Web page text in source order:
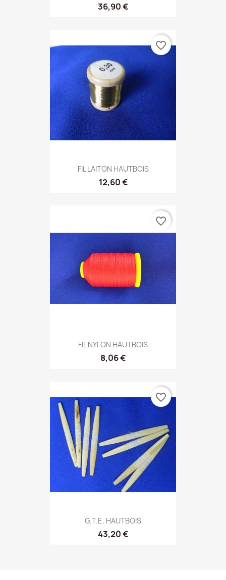
36,90 €
FIL LAITON HAUTBOIS
12,60 €
favorite_border
FIL NYLON HAUTBOIS
8,06 €
favorite_border
G.T.E. HAUTBOIS
43,20 €
favorite_border